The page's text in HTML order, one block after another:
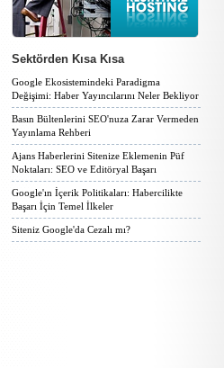
Sektörden Kısa Kısa
Google Ekosistemindeki Paradigma
Değişimi: Haber Yayıncılarını Neler Bekliyor
Basın Bültenlerini SEO'nuza Zarar Vermeden
Yayınlama Rehberi
Ajans Haberlerini Sitenize Eklemenin Püf
Noktaları: SEO ve Editöryal Başarı
Google'ın İçerik Politikaları: Habercilikte
Başarı İçin Temel İlkeler
Siteniz Google'da Cezalı mı?